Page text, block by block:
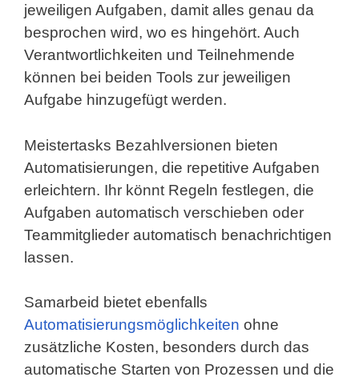
jeweiligen Aufgaben, damit alles genau da
besprochen wird, wo es hingehört. Auch
Verantwortlichkeiten und Teilnehmende
können bei beiden Tools zur jeweiligen
Aufgabe hinzugefügt werden.
Meistertasks Bezahlversionen bieten
Automatisierungen, die repetitive Aufgaben
erleichtern. Ihr könnt Regeln festlegen, die
Aufgaben automatisch verschieben oder
Teammitglieder automatisch benachrichtigen
lassen.
Samarbeid bietet ebenfalls
Automatisierungsmöglichkeiten ohne
zusätzliche Kosten, besonders durch das
automatische Starten von Prozessen und die